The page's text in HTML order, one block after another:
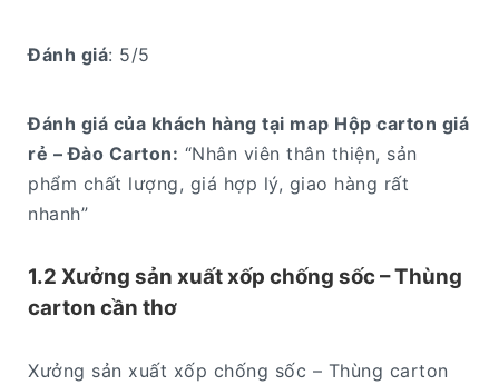
Đánh giá: 5/5
Đánh giá của khách hàng tại map Hộp carton giá
rẻ – Đào Carton: “Nhân viên thân thiện, sản
phẩm chất lượng, giá hợp lý, giao hàng rất
nhanh”
1.2 Xưởng sản xuất xốp chống sốc – Thùng
carton cần thơ
Xưởng sản xuất xốp chống sốc – Thùng carton